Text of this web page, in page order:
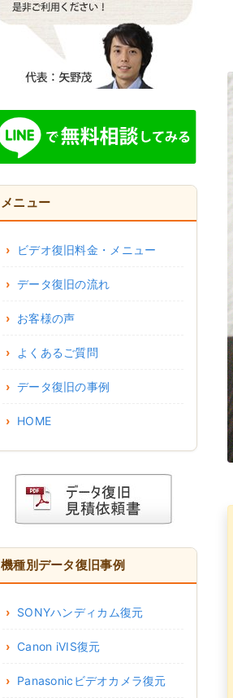
メニュー
ビデオ復旧料金・メニュー
データ復旧の流れ
お客様の声
よくあるご質問
データ復旧の事例
HOME
機種別データ復旧事例
SONYハンディカム復元
Canon iVIS復元
Panasonicビデオカメラ復元